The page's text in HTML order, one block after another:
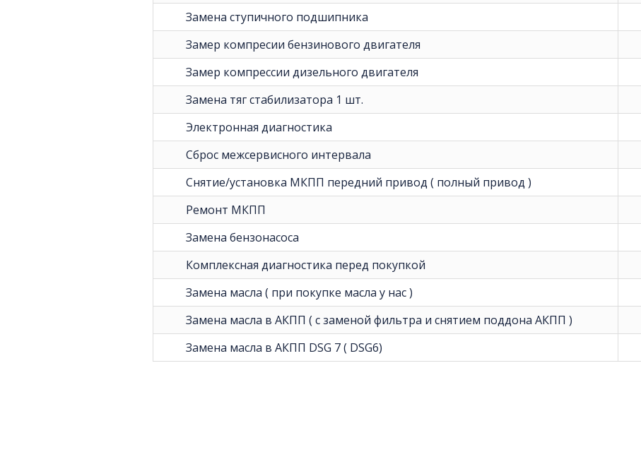
Замена ступичного подшипника
Замер компресии бензинового двигателя
Замер компрессии дизельного двигателя
Замена тяг стабилизатора 1 шт.
Электронная диагностика
Сброс межсервисного интервала
Снятие/установка МКПП передний привод ( полный привод )
Ремонт МКПП
Замена бензонасоса
Комплексная диагностика перед покупкой
Замена масла ( при покупке масла у нас )
Замена масла в АКПП ( с заменой фильтра и снятием поддона АКПП )
Замена масла в АКПП DSG 7 ( DSG6)